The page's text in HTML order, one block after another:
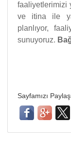
faaliyetlerimizi
ve itina ile
planlıyor,
sunuyoruz.
Sayfamızı